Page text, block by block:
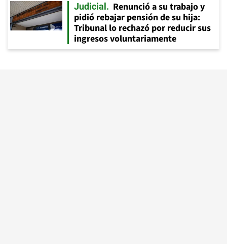
Judicial
Renunció a su trabajo y
pidió rebajar pensión de su hija:
Tribunal lo rechazó por reducir sus
ingresos voluntariamente